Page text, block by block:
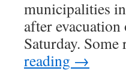
Science
Monitor
municipalities
after
Saturday.
reading →